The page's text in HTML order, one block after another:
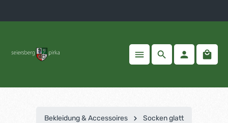
Bekleidung & Accessoires Socken glatt